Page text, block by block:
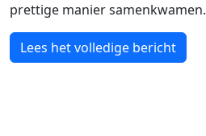
prettige manier samenkwamen.
Lees het volledige bericht